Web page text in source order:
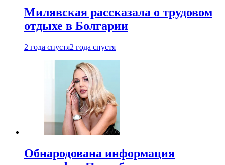
Милявская рассказала о трудовом
отдыхе в Болгарии
2 года спустя2 года спустя
Обнародована информация